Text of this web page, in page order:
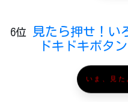
6位
見たら押せ！い
ドキドキボタン
いま、見